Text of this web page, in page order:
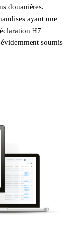
douanières.
ayant une
H7
soumis